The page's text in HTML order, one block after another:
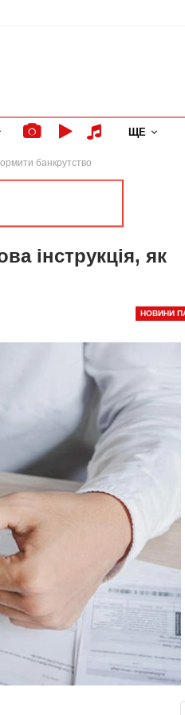
ЩЕ
банкрутство
інструкція, як
НОВИНИ